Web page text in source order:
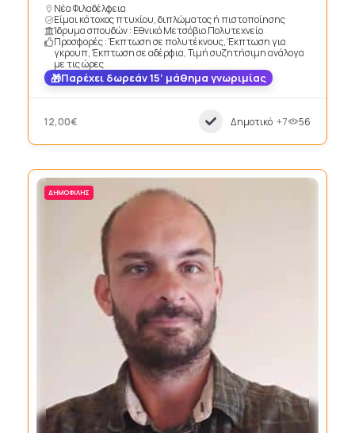
Νέα Φιλαδέλφεια
Είμαι κάτοχος πτυχίου, διπλώματος ή πιστοποίησης
Ίδρυμα σπουδών : Εθνικό Μετσόβιο Πολυτεχνείο
Προσφορές : Έκπτωση σε πολυτέκνους, Έκπτωση για
γκρουπ, Έκπτωση σε αδέρφια, Τιμή συζητήσιμη ανάλογα
με τις ώρες
Παρέχει δωρεάν 15’ μάθημα γνωριμίας
12,00€ Δημοτικό +7 56
ΔΗΜΟΦΙΛΉΣ